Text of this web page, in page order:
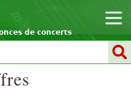
de concerts